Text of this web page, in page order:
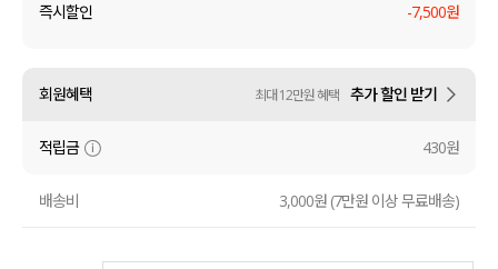
수영복
아우터
즉시할인 -7,500원
회원혜택 최대 12만원 혜택 추가 할인 받기
적립금 430원
배송비 3,000원 (7만원 이상 무료배송)